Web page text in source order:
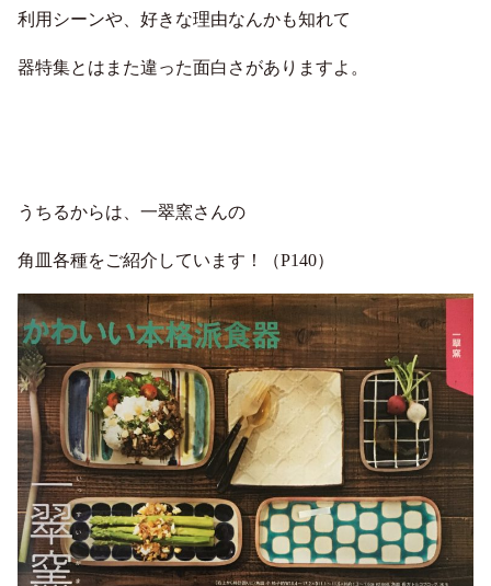
利用シーンや、好きな理由なんかも知れて
器特集とはまた違った面白さがありますよ。
うちるからは、一翠窯さんの
角皿各種をご紹介しています！（P140）